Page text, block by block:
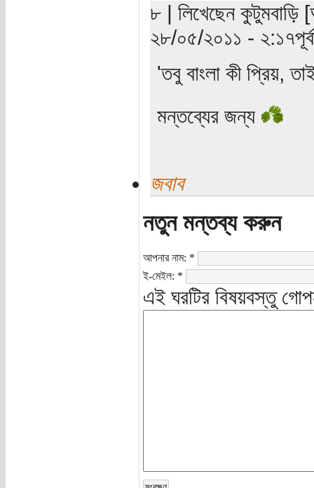
৮ | লিখেছেন কুটুমবাড়ি
২৮/০৫/২০১১ -
'তবু বাংলা কী প্রিয়,
মন্তব্যের জন্য
জবাব
নতুন মন্তব্য করুন
আপনার নাম: *
ই-মেইল: *
এই ঘরটির বিষয়বস্তু